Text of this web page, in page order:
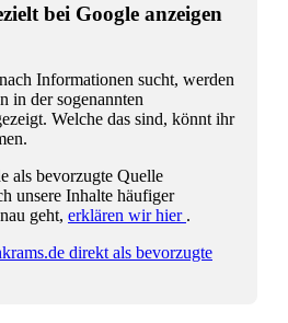
bei Google anzeigen
Informationen sucht, werden
in der sogenannten
Welche das sind, könnt ihr
als bevorzugte Quelle
unsere Inhalte häufiger
geht, erklären wir hier .
direkt als bevorzugte